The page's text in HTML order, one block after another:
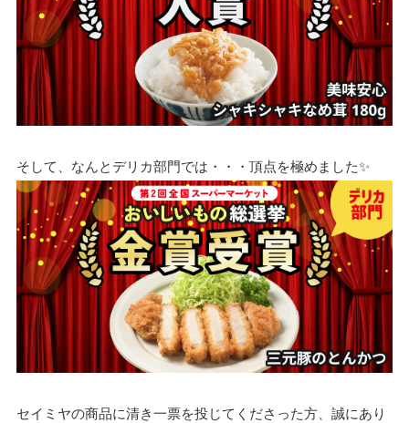
そして、なんとデリカ部門では・・・頂点を極めました✨
セイミヤの商品に清き一票を投じてくださった方、誠にあり